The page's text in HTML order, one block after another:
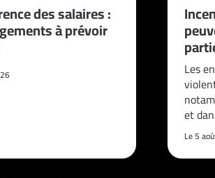
des salaires :
à prévoir
Les
et
Le 5